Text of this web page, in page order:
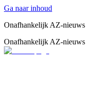
Ga naar inhoud
Onafhankelijk AZ-nieuws
Onafhankelijk AZ-nieuws